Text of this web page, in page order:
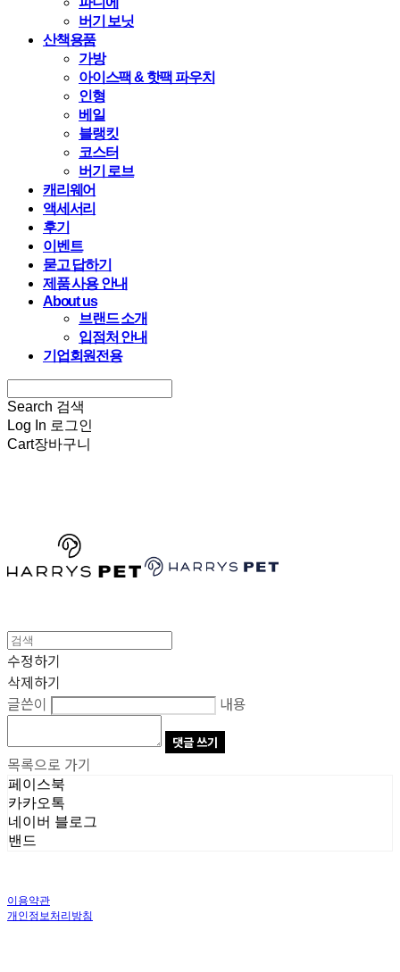
버기 보닛
산책용품
가방
아이스팩 & 핫팩 파우치
인형
베일
블랭킷
코스터
버기 로브
캐리웨어
액세서리
후기
이벤트
묻고 답하기
제품 사용 안내
About us
브랜드 소개
입점처 안내
기업회원전용
Search 검색
Log In 로그인
Cart장바구니
수정하기
삭제하기
글쓴이
내용
댓글 쓰기
목록으로 가기
페이스북
카카오톡
네이버 블로그
밴드
이용약관
개인정보처리방침